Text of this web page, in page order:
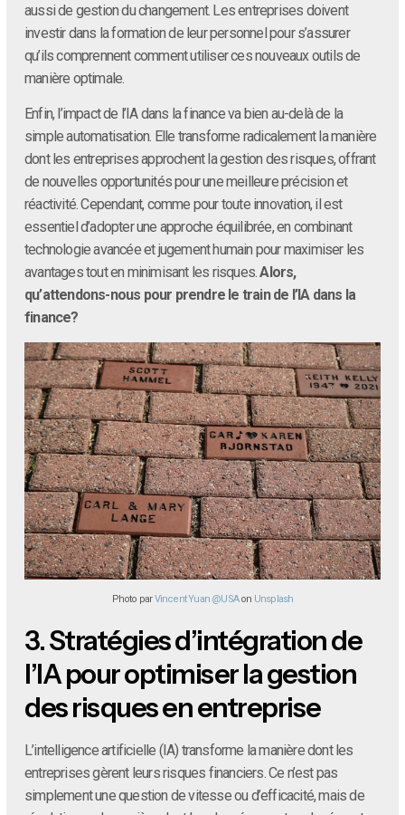
aussi de gestion du changement. Les entreprises doivent
investir dans la formation de leur personnel pour s’assurer
qu’ils comprennent comment utiliser ces nouveaux outils de
manière optimale.
Enfin, l’impact de l’IA dans la finance va bien au-delà de la
simple automatisation. Elle transforme radicalement la manière
dont les entreprises approchent la gestion des risques, offrant
de nouvelles opportunités pour une meilleure précision et
réactivité. Cependant, comme pour toute innovation, il est
essentiel d’adopter une approche équilibrée, en combinant
technologie avancée et jugement humain pour maximiser les
avantages tout en minimisant les risques.Alors,
qu’attendons-nous pour prendre le train de l’IA dans la
finance?
Photo parVincent Yuan @USAon Unsplash
3.Stratégies d’intégration de
l’IA pour optimiser la gestion
des risques en entreprise
L’intelligence artificielle (IA) transforme la manière dont les
entreprises gèrent leurs risques financiers. Ce n’est pas
simplement une question de vitesse ou d’efficacité, mais de